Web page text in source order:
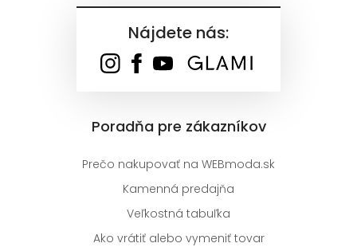
Nájdete nás:
Poradňa pre zákazníkov
Prečo nakupovať na WEBmoda.sk
Kamenná predajňa
Veľkostná tabuľka
Ako vrátiť alebo vymeniť tovar